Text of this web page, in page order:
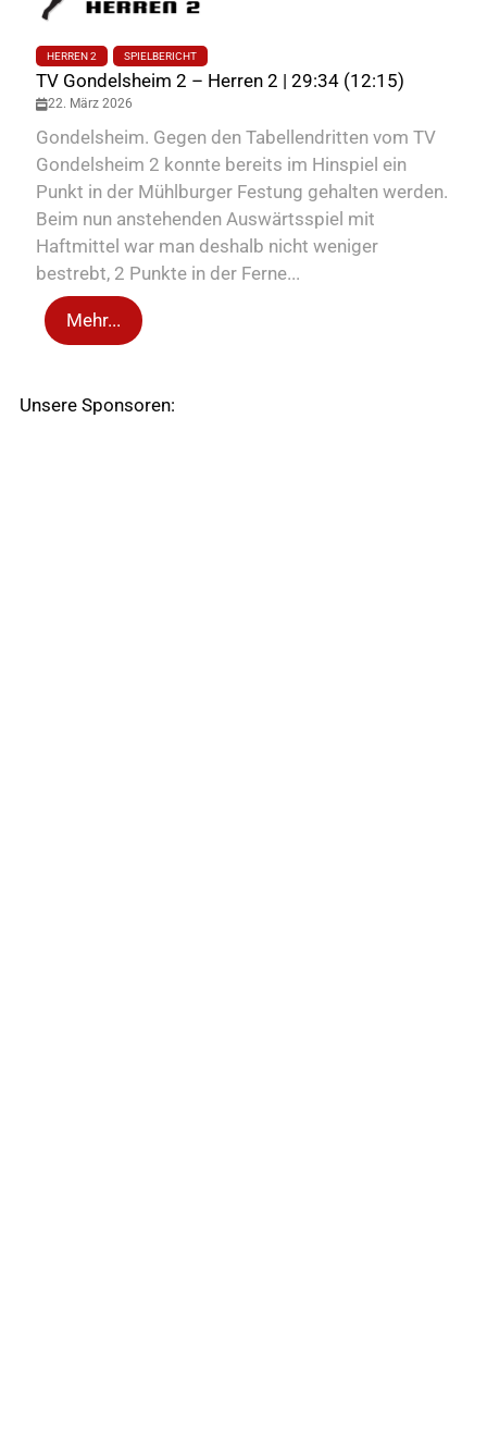
HERREN 2 SPIELBERICHT
TV Gondelsheim 2 – Herren 2 | 29:34 (12:15)
22. März 2026
Gondelsheim. Gegen den Tabellendritten vom TV
Gondelsheim 2 konnte bereits im Hinspiel ein
Punkt in der Mühlburger Festung gehalten werden.
Beim nun anstehenden Auswärtsspiel mit
Haftmittel war man deshalb nicht weniger
bestrebt, 2 Punkte in der Ferne...
Mehr...
Unsere Sponsoren: